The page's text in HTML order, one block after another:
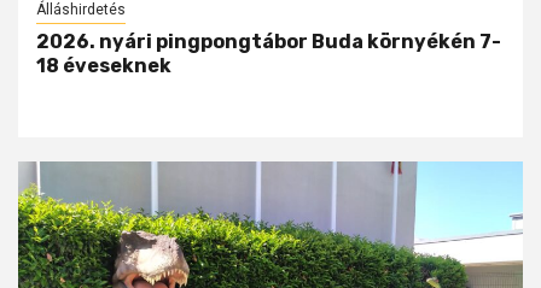
Álláshirdetés
2026. nyári pingpongtábor Buda környékén 7-
18 éveseknek